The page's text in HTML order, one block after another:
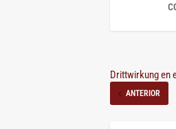
Drittwirkung en
ANTERIOR